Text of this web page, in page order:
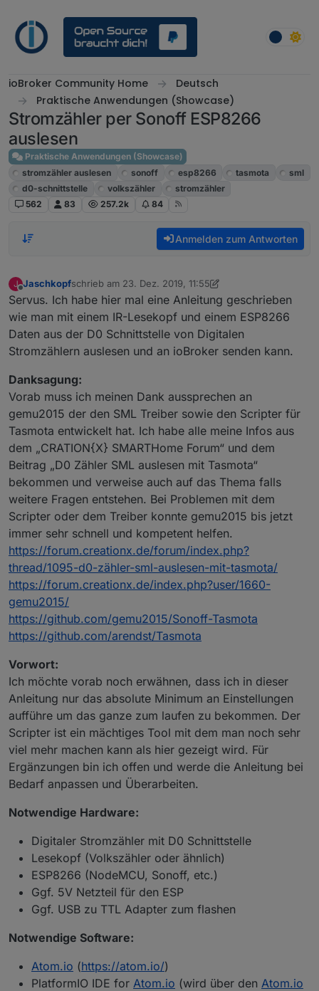
ioBroker Community Home
Deutsch
Praktische Anwendungen (Showcase)
Stromzähler per Sonoff ESP8266
auslesen
Praktische Anwendungen (Showcase)
stromzähler auslesen
sonoff esp8266 tasmota
sml
d0-schnittstelle
volkszähler
stromzähler
562
83 257.2k 84
Anmelden zum Antworten
J
Offline
Jaschkopfschrieb am 23. Dez. 2019, 11:55
zuletzt editiert von Jaschkopf3. Dez. 2020, 22:51
Servus. Ich habe hier mal eine Anleitung geschrieben
wie man mit einem IR-Lesekopf und einem ESP8266
Daten aus der D0 Schnittstelle von Digitalen
Stromzählern auslesen und an ioBroker senden kann.
Danksagung:
Vorab muss ich meinen Dank aussprechen an
gemu2015 der den SML Treiber sowie den Scripter für
Tasmota entwickelt hat. Ich habe alle meine Infos aus
dem „CRATION{X} SMARTHome Forum“ und dem
Beitrag „D0 Zähler SML auslesen mit Tasmota“
bekommen und verweise auch auf das Thema falls
weitere Fragen entstehen. Bei Problemen mit dem
Scripter oder dem Treiber konnte gemu2015 bis jetzt
immer sehr schnell und kompetent helfen.
https://forum.creationx.de/forum/index.php?
thread/1095-d0-zähler-sml-auslesen-mit-tasmota/
https://forum.creationx.de/index.php?user/1660-
gemu2015/
https://github.com/gemu2015/Sonoff-Tasmota
https://github.com/arendst/Tasmota
Vorwort:
Ich möchte vorab noch erwähnen, dass ich in dieser
Anleitung nur das absolute Minimum an Einstellungen
aufführe um das ganze zum laufen zu bekommen. Der
Scripter ist ein mächtiges Tool mit dem man noch sehr
viel mehr machen kann als hier gezeigt wird. Für
Ergänzungen bin ich offen und werde die Anleitung bei
Bedarf anpassen und Überarbeiten.
Notwendige Hardware:
Digitaler Stromzähler mit D0 Schnittstelle
Lesekopf (Volkszähler oder ähnlich)
ESP8266 (NodeMCU, Sonoff, etc.)
Ggf. 5V Netzteil für den ESP
Ggf. USB zu TTL Adapter zum flashen
Notwendige Software:
Atom.io (https://atom.io/)
PlatformIO IDE for Atom.io (wird über den Atom.io